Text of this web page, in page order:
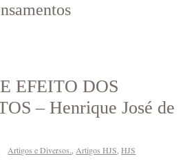
EFEITO DOS
– Henrique José de
Artigos e Diversos.,Artigos HJS,HJS